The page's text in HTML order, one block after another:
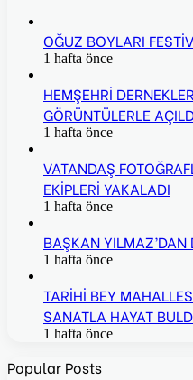
OĞUZ BOYLARI
1 hafta önce
HEMŞEHRİ
GÖRÜNTÜLERLE
1 hafta önce
VATANDAŞ
EKİPLERİ YAKALADI
1 hafta önce
BAŞKAN YILMAZ’DAN
1 hafta önce
TARİHİ BEY
SANATLA HAYAT
1 hafta önce
Popular Posts